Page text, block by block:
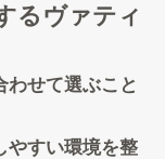
る ヴァティ
わせて選ぶこと
やすい環境を整